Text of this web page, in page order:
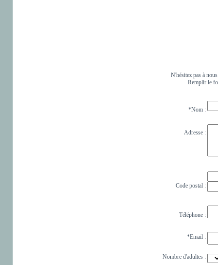
N'hésitez pas à
Remplir le
*Nom :
Adresse :
Code postal :
Téléphone :
*Email :
Nombre d'adultes :